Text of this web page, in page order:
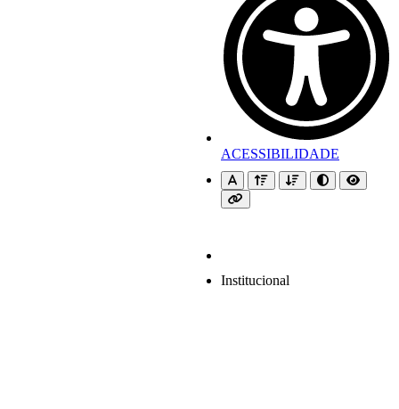
ACESSIBILIDADE
Institucional